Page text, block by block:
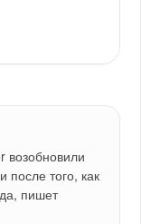
возобновили
после того, как
пишет